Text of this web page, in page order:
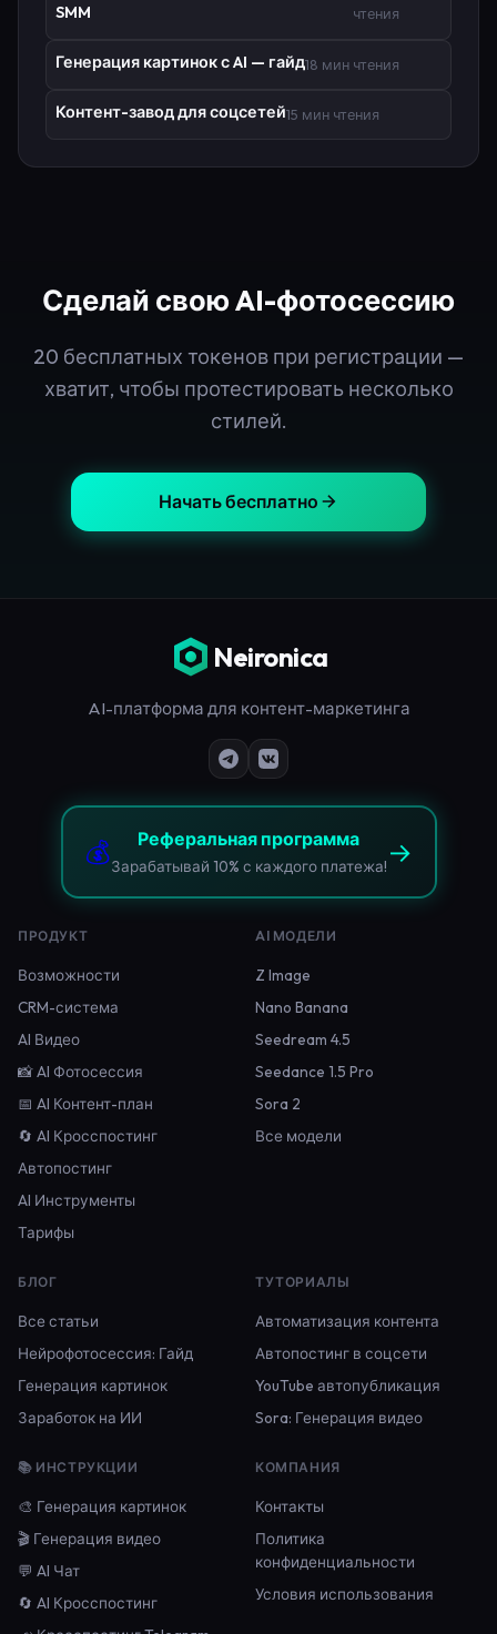
SMM
чтения
Генерация картинок с AI — гайд18 мин чтения
Контент-завод для соцсетей15 мин чтения
Сделай свою AI-фотосессию
20 бесплатных токенов при регистрации —
хватит, чтобы протестировать несколько
стилей.
Начать бесплатно
Neironica
AI-платформа для контент-маркетинга
💰 Реферальная программа
Зарабатывай 10% с каждого платежа! →
ПРОДУКТ
Возможности
CRM-система
AI Видео
📸 AI Фотосессия
📅 AI Контент-план
🔄 AI Кросспостинг
Автопостинг
AI Инструменты
Тарифы
AI МОДЕЛИ
Z Image
Nano Banana
Seedream 4.5
Seedance 1.5 Pro
Sora 2
Все модели
БЛОГ
Все статьи
Нейрофотосессия: Гайд
Генерация картинок
Заработок на ИИ
ТУТОРИАЛЫ
Автоматизация контента
Автопостинг в соцсети
YouTube автопубликация
Sora: Генерация видео
📚 ИНСТРУКЦИИ
🎨 Генерация картинок
🎬 Генерация видео
💬 AI Чат
🔄 AI Кросспостинг
КОМПАНИЯ
Контакты
Политика
конфиденциальности
Условия использования